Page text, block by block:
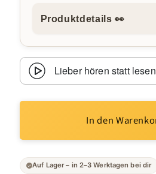
Produktdetails 👀
Lieber hören statt
In den
Auf Lager – in 2–3 Werktagen bei dir